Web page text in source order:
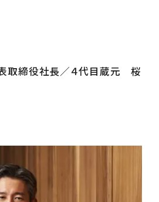
取締役社長／４代目蔵元 桜